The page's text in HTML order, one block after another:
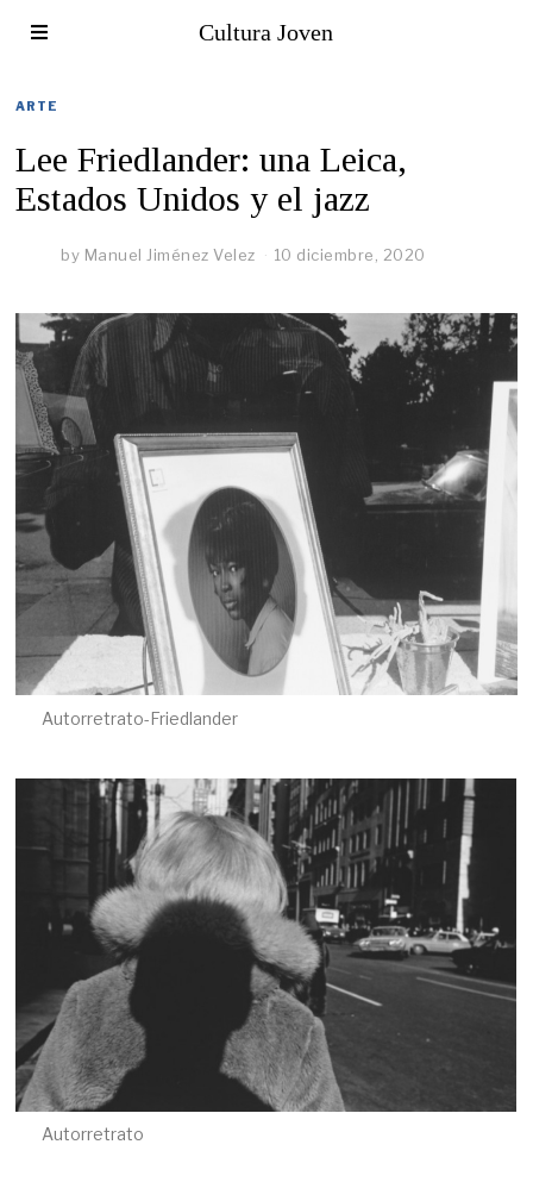
Cultura Joven
ARTE
Lee Friedlander: una Leica,
Estados Unidos y el jazz
by Manuel Jiménez Velez 10 diciembre, 2020
Autorretrato-Friedlander
Autorretrato